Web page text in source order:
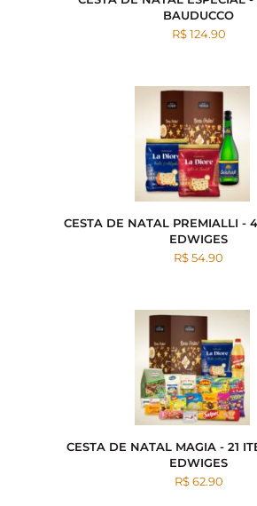
BAUDUCCO
R$ 124.90
CESTA DE NATAL PREMIALLI -
EDWIGES
R$ 54.90
CESTA DE NATAL MAGIA - 21
EDWIGES
R$ 62.90